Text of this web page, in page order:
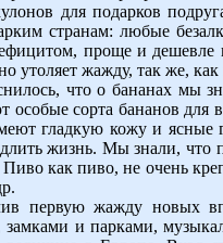
для подарков
странам: любые
проще и дешевле
утоляет жажду, так же,
что о бананах мы
особые сорта бананов для
гладкую кожу и ясные
жизнь. Мы знали, что
как пиво, не очень
первую жажду новых
замками и парками,